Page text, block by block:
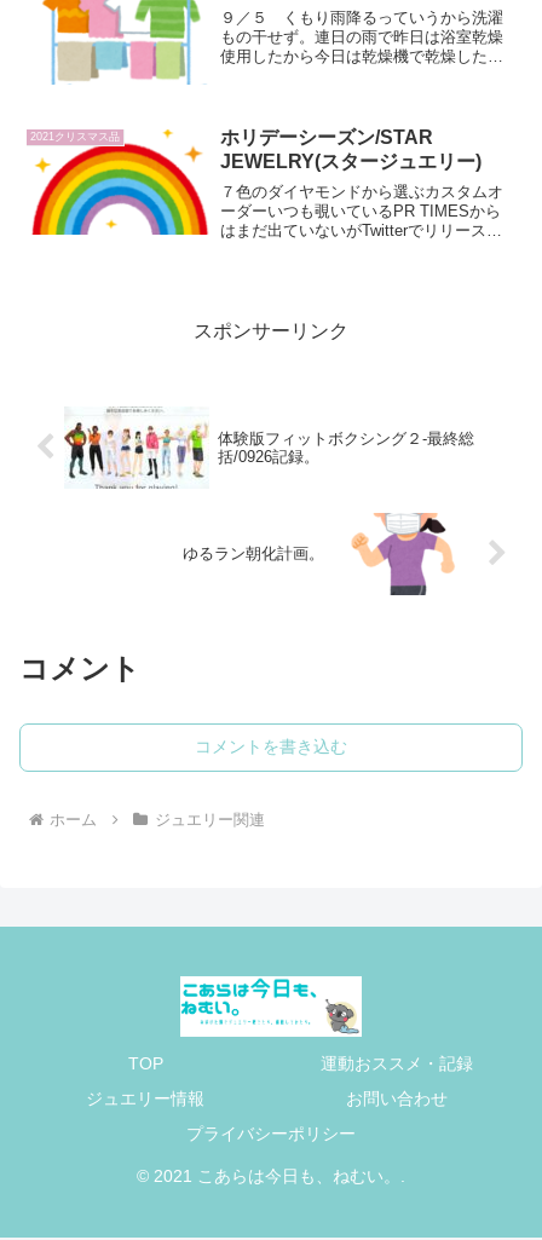
９／５ くもり雨降るっていうから洗濯
もの干せず。連日の雨で昨日は浴室乾燥
使用したから今日は乾燥機で乾燥したけ
て使ってみたけど便利ね。ニット...
2021クリスマス品
ホリデーシーズン/STAR
JEWELRY(スタージュエリー)
７色のダイヤモンドから選ぶカスタムオ
ーダーいつも覗いているPR TIMESから
はまだ出ていないがTwitterでリリースが
スポンサーリンク
体験版フィットボクシング２-最終総
括/0926記録。
ゆるラン朝化計画。
コメント
コメントを書き込む
ホーム ジュエリー関連
TOP
運動おススメ・記録
ジュエリー情報
お問い合わせ
プライバシーポリシー
© 2021 こあらは今日も、ねむい。.